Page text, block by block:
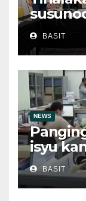
patuloy
BASIT
NEWS
isyu
obrero,
ilegal
BASIT